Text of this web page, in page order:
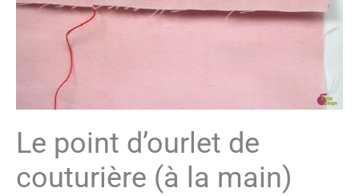
Le point d’ourlet de
couturière (à la main)